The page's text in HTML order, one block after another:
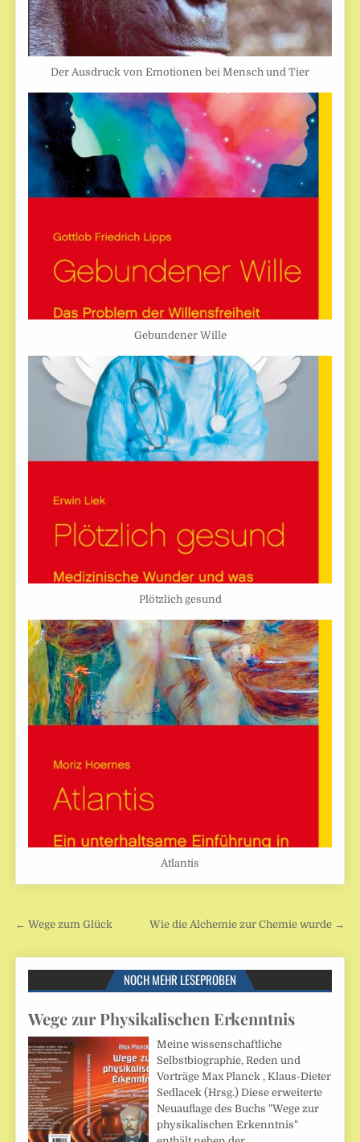
Der Ausdruck von Emotionen bei Mensch und Tier
Gebundener Wille
Plötzlich gesund
Atlantis
Beitragsnavigation
← Wege zum Glück Wie die Alchemie zur Chemie wurde →
NOCH MEHR LESEPROBEN
Wege zur Physikalischen Erkenntnis
Meine wissenschaftliche
Selbstbiographie, Reden und
Vorträge Max Planck , Klaus-Dieter
Sedlacek (Hrsg.) Diese erweiterte
Neuauflage des Buchs "Wege zur
physikalischen Erkenntnis"